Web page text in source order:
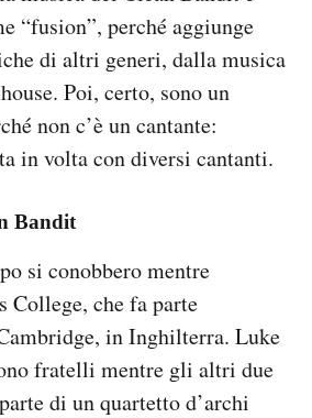
“fusion”, perché aggiunge
di altri generi, dalla musica
Poi, certo, sono un
non c’è un cantante:
in volta con diversi cantanti.
Bandit
si conobbero mentre
College, che fa parte
in Inghilterra. Luke
fratelli mentre gli altri due
di un quartetto d’archi